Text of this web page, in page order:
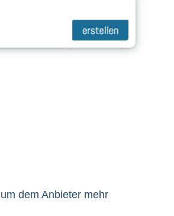
dem Anbieter mehr